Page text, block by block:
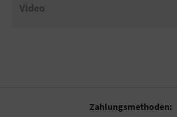
Video
Zahlungsmethoden: